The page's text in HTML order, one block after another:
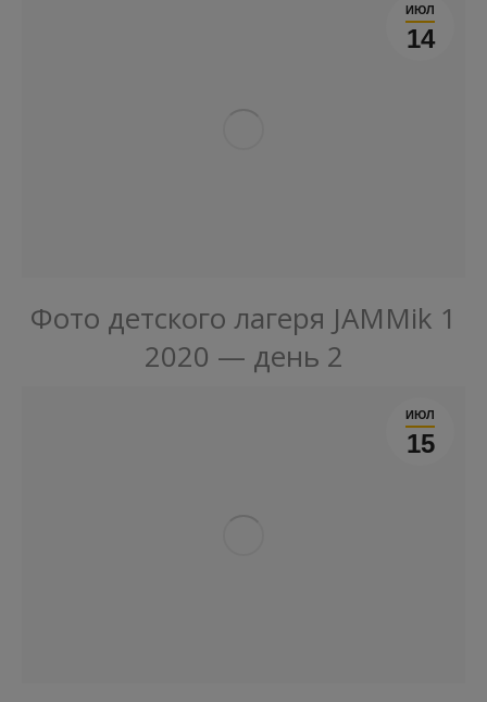
ИЮЛ
14
Фото детского лагеря JAMMik 1
2020 — день 2
ИЮЛ
15